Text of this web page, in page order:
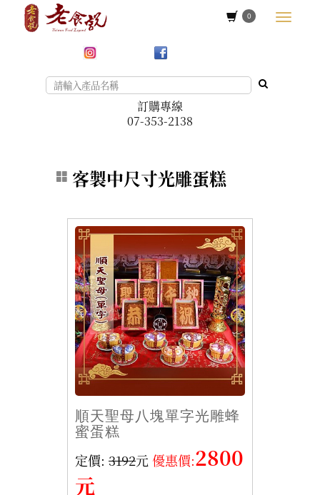
0
訂購專線
07-353-2138
客製中尺寸光雕蛋糕
順天聖母八塊單字光雕蜂
蜜蛋糕
定價: 3192元 優惠價:2800
元